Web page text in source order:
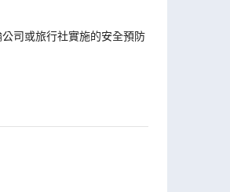
司或旅行社實施的安全預防